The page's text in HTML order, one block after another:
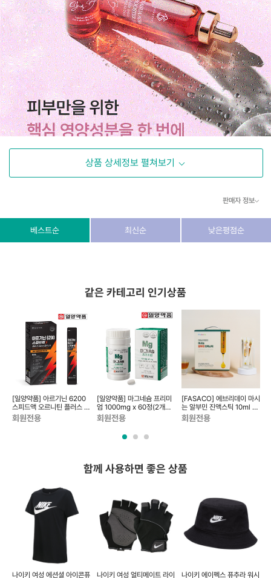
상품 상세정보 펼쳐보기
판매자 정보
상호/대표자 (주) 동이커머스
dongeecom@naver.com
소재지 경기도 고양시 덕양구 꽃마을로64, 1235호
베스트순 최신순 낮은평점순
같은 카테고리 인기상품
[일양약품] 아르기닌 6200
스피드액 오르니틴 플러스 로
우 슈가 (14일분)
회원전용
[일양약품] 마그네슘 프리미
엄 1000mg x 60정(2개월
분)
회원전용
[FASACO] 에브리데이 마시
는 알부민 진액스틱 10ml x
50포
회원전용
함께 사용하면 좋은 상품
나이키 여성 에션셜 아이콘퓨 나이키 여성 얼티메이트 라이 나이키 에이펙스 퓨추라 워시